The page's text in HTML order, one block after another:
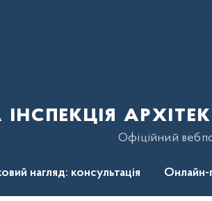
Офіційний
нагляд: консультація Онлайн-